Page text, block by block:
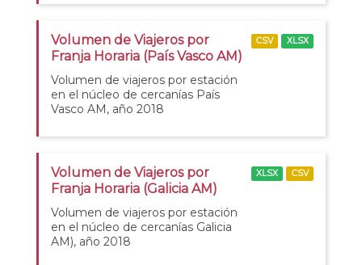
Volumen de Viajeros por
Franja Horaria (País Vasco AM)
Volumen de viajeros por estación
en el núcleo de cercanías País
Vasco AM, año 2018
CSV XLSX
Volumen de Viajeros por
Franja Horaria (Galicia AM)
Volumen de viajeros por estación
en el núcleo de cercanías Galicia
AM), año 2018
XLSX CSV